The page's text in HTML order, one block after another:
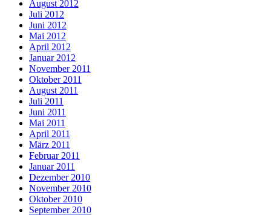
August 2012
Juli 2012
Juni 2012
Mai 2012
April 2012
Januar 2012
November 2011
Oktober 2011
August 2011
Juli 2011
Juni 2011
Mai 2011
April 2011
März 2011
Februar 2011
Januar 2011
Dezember 2010
November 2010
Oktober 2010
September 2010